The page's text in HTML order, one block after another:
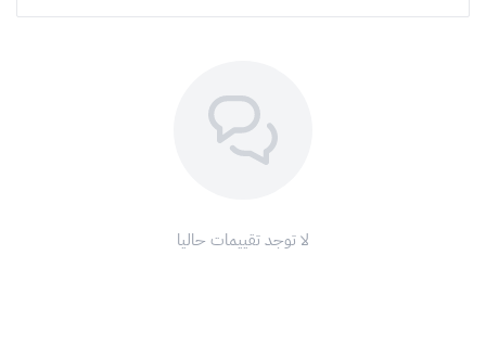
لا توجد تقييمات حاليا